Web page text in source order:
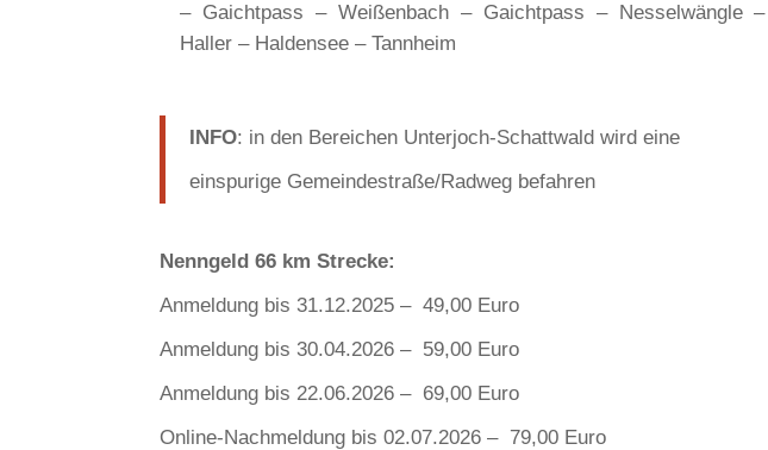
– Gaichtpass – Weißenbach – Gaichtpass – Nesselwängle –
Haller – Haldensee – Tannheim
INFO: in den Bereichen Unterjoch-Schattwald wird eine
einspurige Gemeindestraße/Radweg befahren
Nenngeld 66 km Strecke:
Anmeldung bis 31.12.2025 – 49,00 Euro
Anmeldung bis 30.04.2026 – 59,00 Euro
Anmeldung bis 22.06.2026 – 69,00 Euro
Online-Nachmeldung bis 02.07.2026 – 79,00 Euro